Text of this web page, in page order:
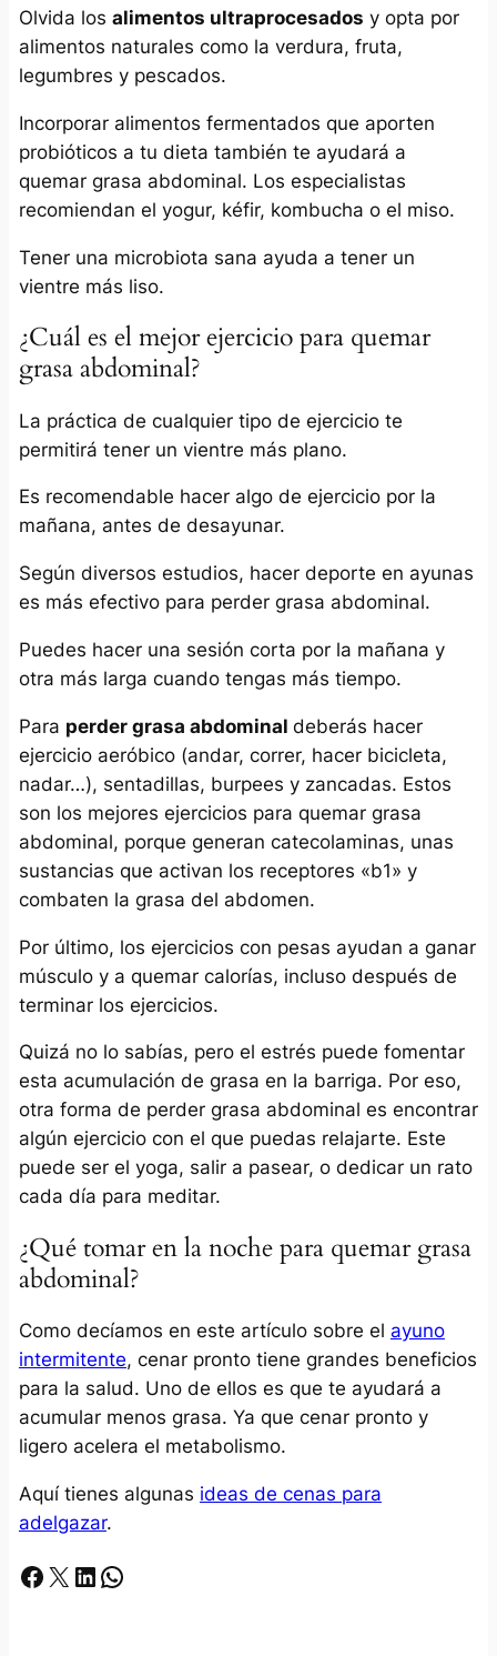
Olvida los alimentos ultraprocesados y opta por
alimentos naturales como la verdura, fruta,
legumbres y pescados.
Incorporar alimentos fermentados que aporten
probióticos a tu dieta también te ayudará a
quemar grasa abdominal. Los especialistas
recomiendan el yogur, kéfir, kombucha o el miso.
Tener una microbiota sana ayuda a tener un
vientre más liso.
¿Cuál es el mejor ejercicio para quemar
grasa abdominal?
La práctica de cualquier tipo de ejercicio te
permitirá tener un vientre más plano.
Es recomendable hacer algo de ejercicio por la
mañana, antes de desayunar.
Según diversos estudios, hacer deporte en ayunas
es más efectivo para perder grasa abdominal.
Puedes hacer una sesión corta por la mañana y
otra más larga cuando tengas más tiempo.
Para perder grasa abdominal deberás hacer
ejercicio aeróbico (andar, correr, hacer bicicleta,
nadar…), sentadillas, burpees y zancadas. Estos
son los mejores ejercicios para quemar grasa
abdominal, porque generan catecolaminas, unas
sustancias que activan los receptores «b1» y
combaten la grasa del abdomen.
Por último, los ejercicios con pesas ayudan a ganar
músculo y a quemar calorías, incluso después de
terminar los ejercicios.
Quizá no lo sabías, pero el estrés puede fomentar
esta acumulación de grasa en la barriga. Por eso,
otra forma de perder grasa abdominal es encontrar
algún ejercicio con el que puedas relajarte. Este
puede ser el yoga, salir a pasear, o dedicar un rato
cada día para meditar.
¿Qué tomar en la noche para quemar grasa
abdominal?
Como decíamos en este artículo sobre el ayuno
intermitente, cenar pronto tiene grandes beneficios
para la salud. Uno de ellos es que te ayudará a
acumular menos grasa. Ya que cenar pronto y
ligero acelera el metabolismo.
Aquí tienes algunas ideas de cenas para
adelgazar.
Facebook X LinkedIn Whatsapp